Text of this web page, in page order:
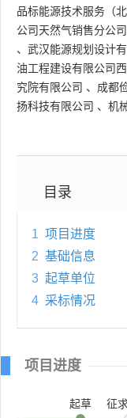
品标能源技术服务（
公司天然气销售分公司
、 武汉能源规划设计
油工程建设有限公司
究院有限公司 、 成都
扬科技有限公司 、 机
目录
1 项目进度
2 基础信息
3 起草单位
4 采标情况
项目进度
起草 征